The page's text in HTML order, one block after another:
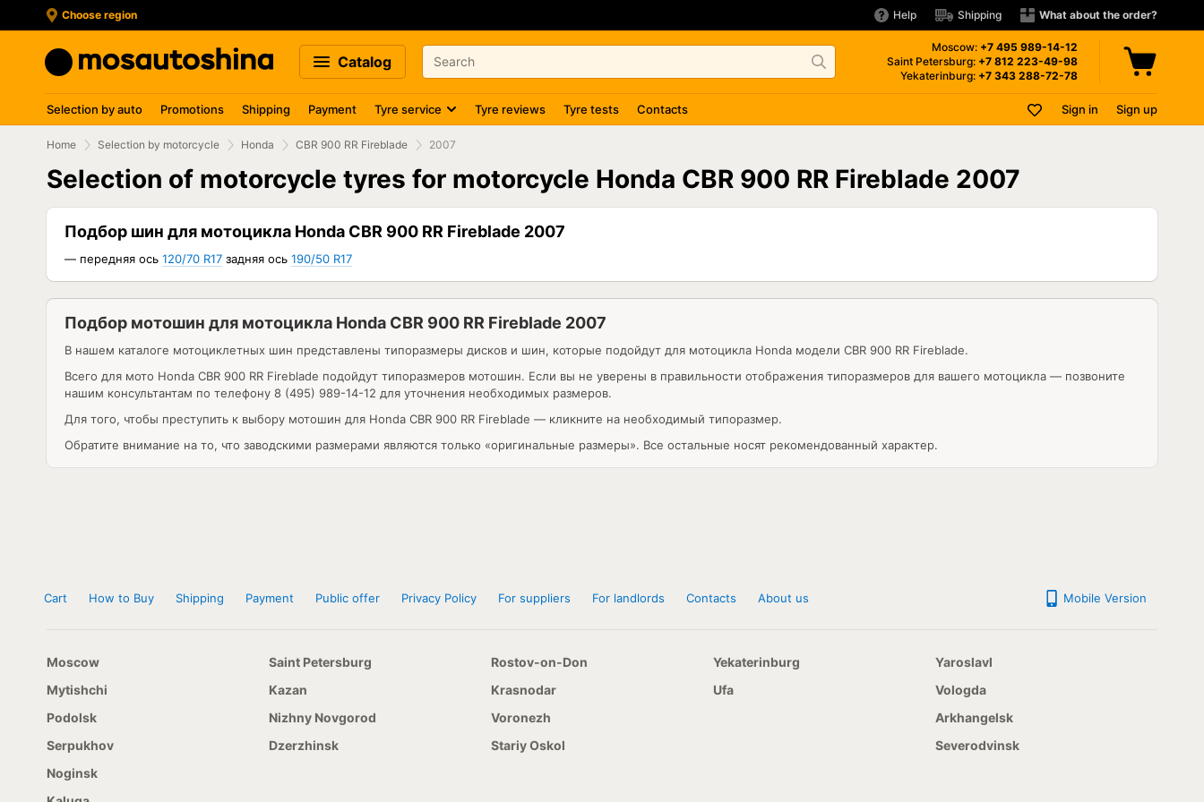
Choose region Help Shipping What about the order?
Catalog
Moscow: +7 495 989-14-12
Saint Petersburg: +7 812 223-49-98
Yekaterinburg: +7 343 288-72-78
Selection by auto Promotions Shipping Payment Tyre service Tyre reviews Tyre tests Contacts Sign in Sign up
Home Selection by motorcycle Honda CBR 900 RR Fireblade 2007
Selection of motorcycle tyres for motorcycle Honda CBR 900 RR Fireblade 2007
Подбор шин для мотоцикла Honda CBR 900 RR Fireblade 2007
— передняя ось 120/70 R17 задняя ось 190/50 R17
Подбор мотошин для мотоцикла Honda CBR 900 RR Fireblade 2007
В нашем каталоге мотоциклетных шин представлены типоразмеры дисков и шин, которые подойдут для мотоцикла Honda модели CBR 900 RR Fireblade.
Всего для мото Honda CBR 900 RR Fireblade подойдут типоразмеров мотошин. Если вы не уверены в правильности отображения типоразмеров для вашего мотоцикла — позвоните
нашим консультантам по телефону 8 (495) 989-14-12 для уточнения необходимых размеров.
Для того, чтобы преступить к выбору мотошин для Honda CBR 900 RR Fireblade — кликните на необходимый типоразмер.
Обратите внимание на то, что заводскими размерами являются только «оригинальные размеры». Все остальные носят рекомендованный характер.
Cart How to Buy Shipping Payment Public offer Privacy Policy For suppliers For landlords Contacts About us Mobile Version
Moscow
Mytishchi
Podolsk
Serpukhov
Noginsk
Saint Petersburg
Kazan
Nizhny Novgorod
Dzerzhinsk
Rostov-on-Don
Krasnodar
Voronezh
Stariy Oskol
Yekaterinburg
Ufa
Yaroslavl
Vologda
Arkhangelsk
Severodvinsk